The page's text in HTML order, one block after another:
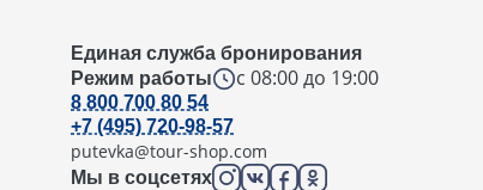
Единая служба бронирования
Режим работы
с 08:00 до 19:00
8 800 700 80 54
+7 (495) 720-98-57
putevka@tour-shop.com
Мы в соцсетях